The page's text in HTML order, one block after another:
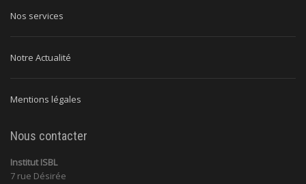
Nos services
Notre Actualité
Mentions légales
Nous contacter
Institut ISBL
7 rue Désirée